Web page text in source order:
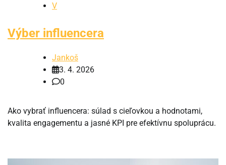
V
Výber influencera
Jankoš
3. 4. 2026
0
Ako vybrať influencera: súlad s cieľovkou a hodnotami,
kvalita engagementu a jasné KPI pre efektívnu spoluprácu.